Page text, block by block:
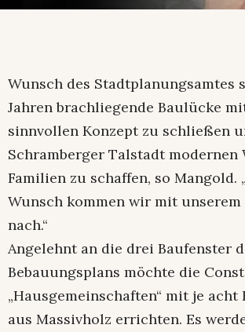
Wunsch des Stadtplanungsamtes
Jahren brachliegende Baulücke
sinnvollen Konzept zu schließen
Schramberger Talstadt modernen
Familien zu schaffen, so Mangold.
Wunsch kommen wir mit unserem
nach.“
Angelehnt an die drei Baufenster
Bebauungsplans möchte die
„Hausgemeinschaften“ mit je
aus Massivholz errichten. Es